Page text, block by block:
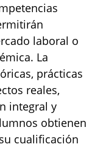
laboral o
La
prácticas
reales,
integral y
obtienen
cualificación